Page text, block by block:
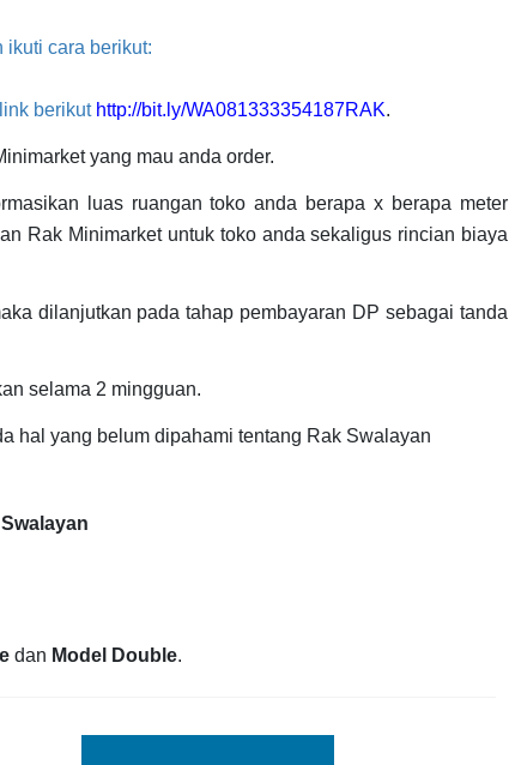
ikuti cara berikut:
berikut http://bit.ly/WA081333354187RAK.
yang mau anda order.
luas ruangan toko anda berapa x berapa meter
Rak Minimarket untuk toko anda sekaligus rincian biaya
dilanjutkan pada tahap pembayaran DP sebagai tanda
selama 2 mingguan.
hal yang belum dipahami tentang Rak Swalayan
dan Model Double.